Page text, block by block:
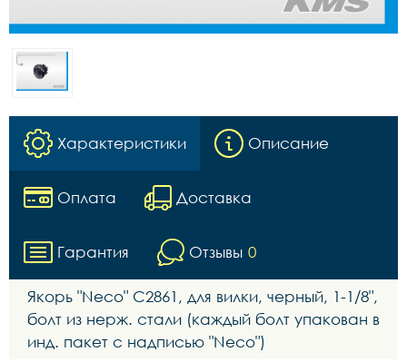
Характеристики Описание
Оплата Доставка
Гарантия Отзывы 0
Якорь "Neco" C2861, для вилки, черный, 1-1/8",
болт из нерж. стали (каждый болт упакован в
инд. пакет с надписью "Neco")